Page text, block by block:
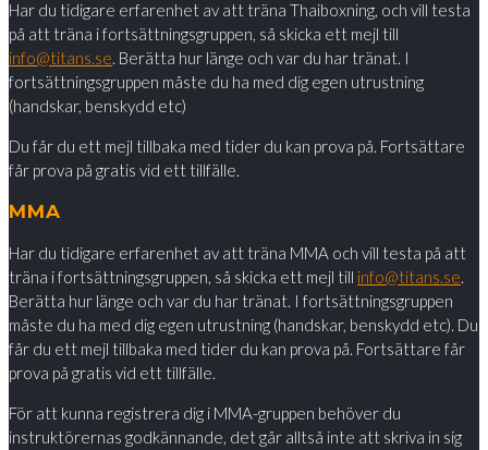
Har du tidigare erfarenhet av att träna Thaiboxning, och vill testa
på att träna i fortsättningsgruppen, så skicka ett mejl till
info@titans.se. Berätta hur länge och var du har tränat. I
fortsättningsgruppen måste du ha med dig egen utrustning
(handskar, benskydd etc)
Du får du ett mejl tillbaka med tider du kan prova på. Fortsättare
får prova på gratis vid ett tillfälle.
MMA
Har du tidigare erfarenhet av att träna MMA och vill testa på att
träna i fortsättningsgruppen, så skicka ett mejl till info@titans.se.
Berätta hur länge och var du har tränat. I fortsättningsgruppen
måste du ha med dig egen utrustning (handskar, benskydd etc). Du
får du ett mejl tillbaka med tider du kan prova på. Fortsättare får
prova på gratis vid ett tillfälle.
För att kunna registrera dig i MMA-gruppen behöver du
instruktörernas godkännande, det går alltså inte att skriva in sig